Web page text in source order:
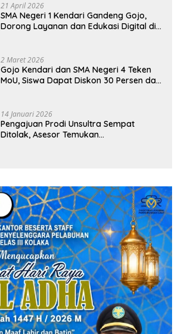
21 April 2026
SMA Negeri 1 Kendari Gandeng Gojo,
Dorong Layanan dan Edukasi Digital di
2 Maret 2026
Gojo Kendari dan SMA Negeri 4 Teken
MoU, Siswa Dapat Diskon 30 Persen dan
14 Januari 2026
Pengajuan Prodi Unsultra Sempat
Ditolak, Asesor Temukan